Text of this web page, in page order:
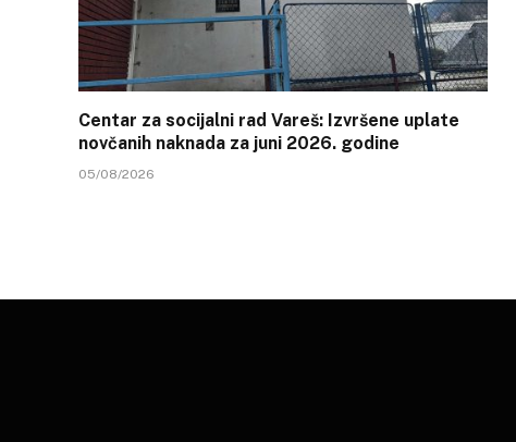
Centar za socijalni rad Vareš: Izvršene uplate
novčanih naknada za juni 2026. godine
05/08/2026